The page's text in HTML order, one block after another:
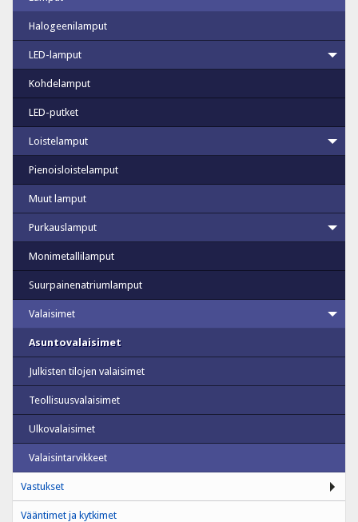
Halogeenilamput
LED-lamput
Kohdelamput
LED-putket
Loistelamput
Pienoisloistelamput
Muut lamput
Purkauslamput
Monimetallilamput
Suurpainenatriumlamput
Valaisimet
Asuntovalaisimet
Julkisten tilojen valaisimet
Teollisuusvalaisimet
Ulkovalaisimet
Valaisintarvikkeet
Vastukset
Vääntimet ja kytkimet